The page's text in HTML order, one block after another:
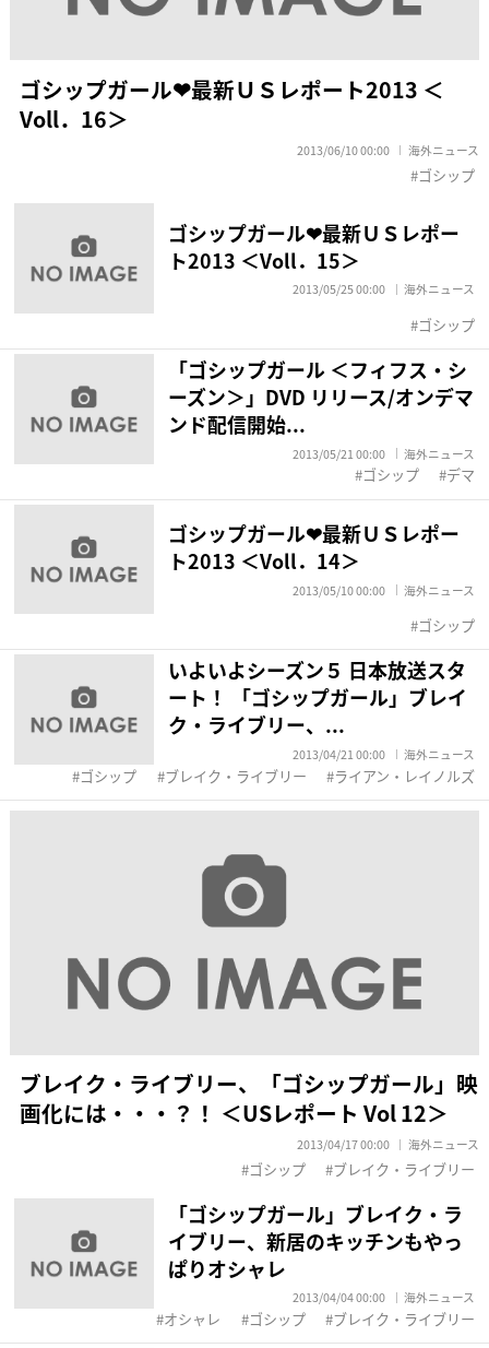
ゴシップガール❤最新ＵＳレポート2013 ＜
Voll．16＞
2013/06/10 00:00 海外ニュース
ゴシップ
ゴシップガール❤最新ＵＳレポー
ト2013 ＜Voll．15＞
2013/05/25 00:00 海外ニュース
ゴシップ
「ゴシップガール ＜フィフス・シ
ーズン＞」DVD リリース/オンデマ
ンド配信開始...
2013/05/21 00:00 海外ニュース
ゴシップ デマ
ゴシップガール❤最新ＵＳレポー
ト2013 ＜Voll．14＞
2013/05/10 00:00 海外ニュース
ゴシップ
いよいよシーズン５ 日本放送スタ
ート！ 「ゴシップガール」ブレイ
ク・ライブリー、...
2013/04/21 00:00 海外ニュース
ゴシップ ブレイク・ライブリー ライアン・レイノルズ
ブレイク・ライブリー、「ゴシップガール」映
画化には・・・？！ ＜USレポート Vol 12＞
2013/04/17 00:00 海外ニュース
ゴシップ ブレイク・ライブリー
「ゴシップガール」ブレイク・ラ
イブリー、新居のキッチンもやっ
ぱりオシャレ
2013/04/04 00:00 海外ニュース
オシャレ ゴシップ ブレイク・ライブリー